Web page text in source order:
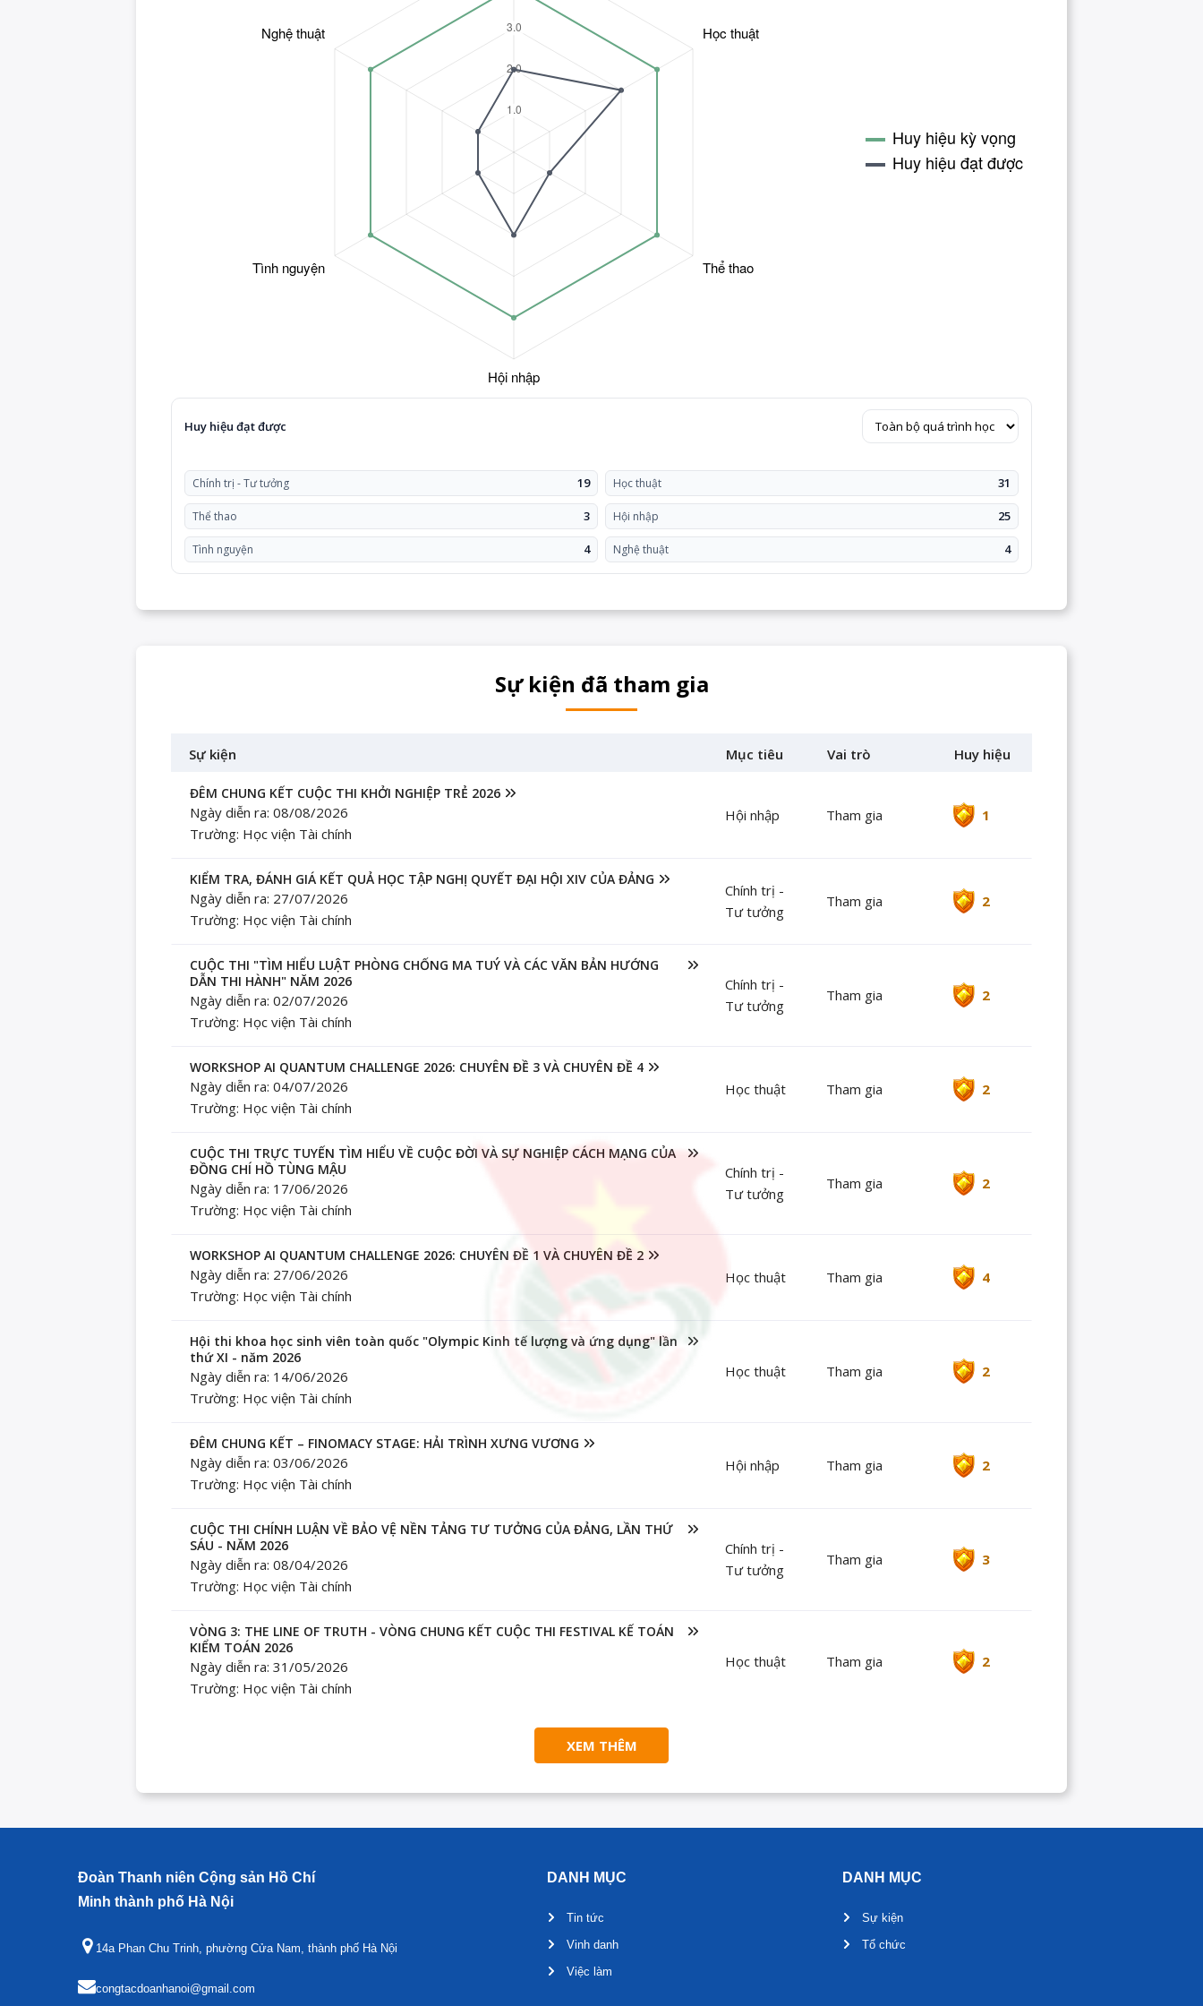
Huy hiệu đạt được
Chính trị - Tư tưởng 19 Học thuật 31
Thể thao 3 Hội nhập 25
Tình nguyện 4 Nghệ thuật 4
Sự kiện đã tham gia
Sự kiện Mục tiêu Vai trò Huy hiệu
ĐÊM CHUNG KẾT CUỘC THI KHỞI NGHIỆP TRẺ 2026
Ngày diễn ra: 08/08/2026
Trường: Học viện Tài chính
Hội nhập Tham gia 1
KIỂM TRA, ĐÁNH GIÁ KẾT QUẢ HỌC TẬP NGHỊ QUYẾT ĐẠI HỘI XIV CỦA ĐẢNG
Ngày diễn ra: 27/07/2026
Trường: Học viện Tài chính
Chính trị -
Tư tưởng
Tham gia 2
CUỘC THI "TÌM HIỂU LUẬT PHÒNG CHỐNG MA TUÝ VÀ CÁC VĂN BẢN HƯỚNG
DẪN THI HÀNH" NĂM 2026
Ngày diễn ra: 02/07/2026
Trường: Học viện Tài chính
Chính trị -
Tư tưởng
Tham gia 2
WORKSHOP AI QUANTUM CHALLENGE 2026: CHUYÊN ĐỀ 3 VÀ CHUYÊN ĐỀ 4
Ngày diễn ra: 04/07/2026
Trường: Học viện Tài chính
Học thuật Tham gia 2
CUỘC THI TRỰC TUYẾN TÌM HIỂU VỀ CUỘC ĐỜI VÀ SỰ NGHIỆP CÁCH MẠNG CỦA
ĐỒNG CHÍ HỒ TÙNG MẬU
Ngày diễn ra: 17/06/2026
Trường: Học viện Tài chính
Chính trị -
Tư tưởng
Tham gia 2
WORKSHOP AI QUANTUM CHALLENGE 2026: CHUYÊN ĐỀ 1 VÀ CHUYÊN ĐỀ 2
Ngày diễn ra: 27/06/2026
Trường: Học viện Tài chính
Học thuật Tham gia 4
Hội thi khoa học sinh viên toàn quốc "Olympic Kinh tế lượng và ứng dụng" lần
thứ XI - năm 2026
Ngày diễn ra: 14/06/2026
Trường: Học viện Tài chính
Học thuật Tham gia 2
ĐÊM CHUNG KẾT – FINOMACY STAGE: HẢI TRÌNH XƯNG VƯƠNG
Ngày diễn ra: 03/06/2026
Trường: Học viện Tài chính
Hội nhập Tham gia 2
CUỘC THI CHÍNH LUẬN VỀ BẢO VỆ NỀN TẢNG TƯ TƯỞNG CỦA ĐẢNG, LẦN THỨ
SÁU - NĂM 2026
Ngày diễn ra: 08/04/2026
Trường: Học viện Tài chính
Chính trị -
Tư tưởng
Tham gia 3
VÒNG 3: THE LINE OF TRUTH - VÒNG CHUNG KẾT CUỘC THI FESTIVAL KẾ TOÁN
KIỂM TOÁN 2026
Ngày diễn ra: 31/05/2026
Trường: Học viện Tài chính
Học thuật Tham gia 2
XEM THÊM
Đoàn Thanh niên Cộng sản Hồ Chí
Minh thành phố Hà Nội
14a Phan Chu Trinh, phường Cửa Nam, thành phố Hà Nội
congtacdoanhanoi@gmail.com
DANH MỤC
Tin tức
Vinh danh
Việc làm
DANH MỤC
Sự kiện
Tổ chức